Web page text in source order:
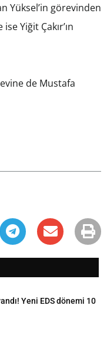
Yüksel’in görevinden
Yiğit Çakır’ın
de Mustafa
Yeni EDS dönemi 10